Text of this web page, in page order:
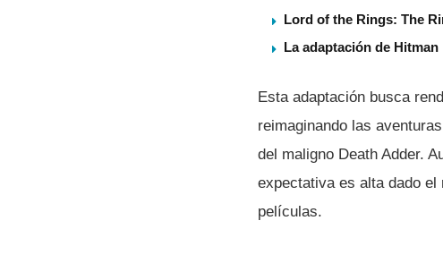
Lord of the Rings: The
La adaptación de
Esta adaptación busca
reimaginando las
del maligno Death Adder.
expectativa es alta dado
películas.